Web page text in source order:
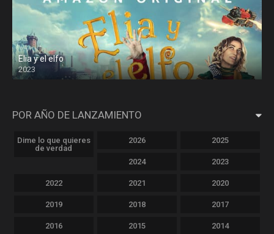
Elia y el elfo
2023
POR AÑO DE LANZAMIENTO
Dime lo que quieres
de verdad
2026 2025
2024 2023
2022 2021 2020
2019 2018 2017
2016 2015 2014